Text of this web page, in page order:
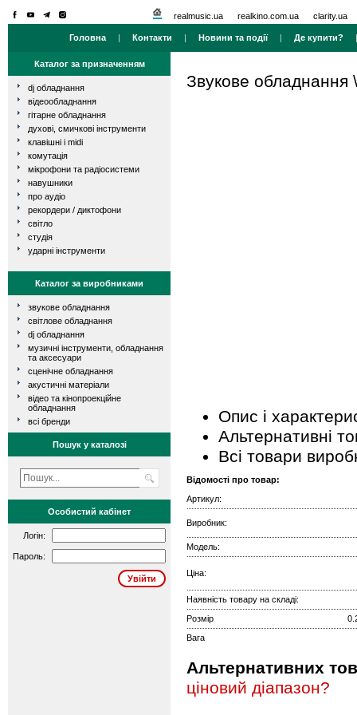
realmusic.ua realkino.com.ua clarity.ua
Головна | Контакти | Новини та події| Де купити?
Каталог за призначенням
dj обладнання
відеообладнання
гітарне обладнання
духові, смичкові інструменти
клавішні і midi
комутація
мікрофони та радіосистеми
навушники
про аудіо
рекордери / диктофони
світло
студія
ударні інструменти
Каталог за виробниками
звукове обладнання
світлове обладнання
dj обладнання
музичні інструменти, обладнання
та аксесуари
сценічне обладнання
акустичні матеріали
відео та кінопроекційне
обладнання
всі бренди
Пошук у каталозі
Особистий кабінет
Логін:
Пароль:
Звукове обладнання
Опис і
Альтернативні
Всі товари
Відомості про товар:
Артикул:
Виробник:
Модель:
Ціна:
Наявність товару на складі:
Розмір
Вага
Альтернативних
ціновий діапазон?